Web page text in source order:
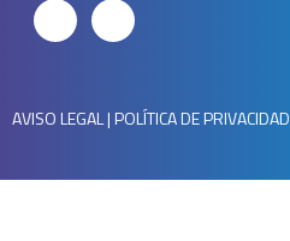
AVISO LEGAL|POLÍTICA DE PRIVACIDAD